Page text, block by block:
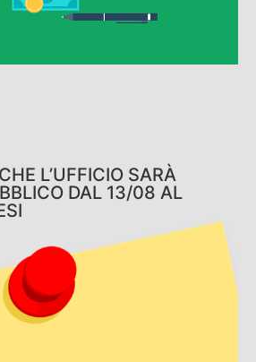
L’UFFICIO SARÀ
DAL 13/08 AL